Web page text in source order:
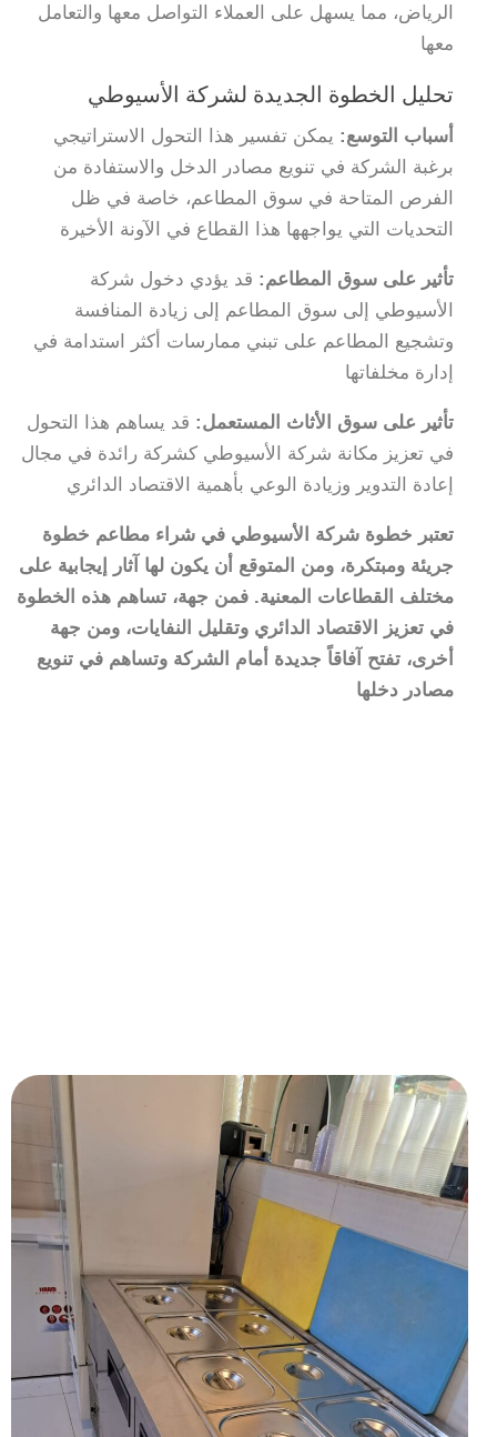
الرياض، مما يسهل على العملاء التواصل معها والتعامل
معها
تحليل الخطوة الجديدة لشركة الأسيوطي
أسباب التوسع: يمكن تفسير هذا التحول الاستراتيجي
برغبة الشركة في تنويع مصادر الدخل والاستفادة من
الفرص المتاحة في سوق المطاعم، خاصة في ظل
التحديات التي يواجهها هذا القطاع في الآونة الأخيرة
تأثير على سوق المطاعم: قد يؤدي دخول شركة
الأسيوطي إلى سوق المطاعم إلى زيادة المنافسة
وتشجيع المطاعم على تبني ممارسات أكثر استدامة في
إدارة مخلفاتها
تأثير على سوق الأثاث المستعمل: قد يساهم هذا التحول
في تعزيز مكانة شركة الأسيوطي كشركة رائدة في مجال
إعادة التدوير وزيادة الوعي بأهمية الاقتصاد الدائري
تعتبر خطوة شركة الأسيوطي في شراء مطاعم خطوة
جريئة ومبتكرة، ومن المتوقع أن يكون لها آثار إيجابية على
مختلف القطاعات المعنية. فمن جهة، تساهم هذه الخطوة
في تعزيز الاقتصاد الدائري وتقليل النفايات، ومن جهة
أخرى، تفتح آفاقاً جديدة أمام الشركة وتساهم في تنويع
مصادر دخلها